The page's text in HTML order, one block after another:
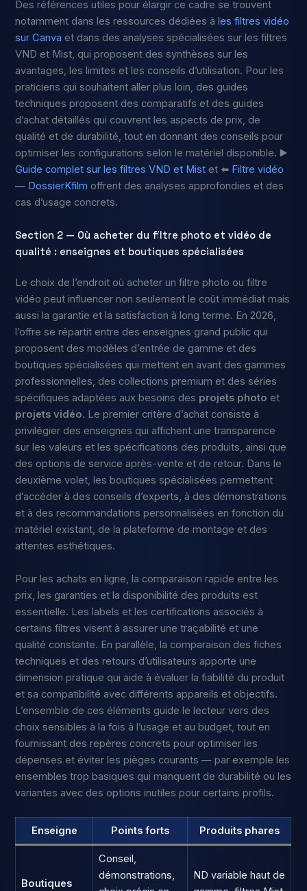
Des références utiles pour élargir ce cadre se trouvent
notamment dans les ressources dédiées àles filtres vidéo
sur Canva et dans des analyses spécialisées sur les filtres
VND et Mist, qui proposent des synthèses sur les
avantages, les limites et les conseils d’utilisation. Pour les
praticiens qui souhaitent aller plus loin, des guides
techniques proposent des comparatifs et des guides
d’achat détaillés qui couvrent les aspects de prix, de
qualité et de durabilité, tout en donnant des conseils pour
optimiser les configurations selon le matériel disponible. ▶️
Guide complet sur les filtres VND et Mist et ⬅️ Filtre vidéo
— DossierKfilm offrent des analyses approfondies et des
cas d’usage concrets.
Section 2 — Où acheter du filtre photo et vidéo de
qualité : enseignes et boutiques spécialisées
Le choix de l’endroit où acheter un filtre photo ou filtre
vidéo peut influencer non seulement le coût immédiat mais
aussi la garantie et la satisfaction à long terme. En 2026,
l’offre se répartit entre des enseignes grand public qui
proposent des modèles d’entrée de gamme et des
boutiques spécialisées qui mettent en avant des gammes
professionnelles, des collections premium et des séries
spécifiques adaptées aux besoins des projets photo et
projets vidéo. Le premier critère d’achat consiste à
privilégier des enseignes qui affichent une transparence
sur les valeurs et les spécifications des produits, ainsi que
des options de service après-vente et de retour. Dans le
deuxième volet, les boutiques spécialisées permettent
d’accéder à des conseils d’experts, à des démonstrations
et à des recommandations personnalisées en fonction du
matériel existant, de la plateforme de montage et des
attentes esthétiques.
Pour les achats en ligne, la comparaison rapide entre les
prix, les garanties et la disponibilité des produits est
essentielle. Les labels et les certifications associés à
certains filtres visent à assurer une traçabilité et une
qualité constante. En parallèle, la comparaison des fiches
techniques et des retours d’utilisateurs apporte une
dimension pratique qui aide à évaluer la fiabilité du produit
et sa compatibilité avec différents appareils et objectifs.
L’ensemble de ces éléments guide le lecteur vers des
choix sensibles à la fois à l’usage et au budget, tout en
fournissant des repères concrets pour optimiser les
dépenses et éviter les pièges courants — par exemple les
ensembles trop basiques qui manquent de durabilité ou les
variantes avec des options inutiles pour certains profils.
Enseigne Points forts Produits phares
Boutiques
Conseil,
démonstrations,
ND variable haut de